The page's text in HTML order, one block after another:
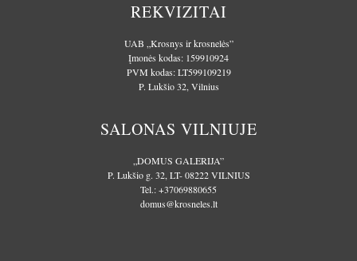
REKVIZITAI
UAB „Krosnys ir krosnelės”
Įmonės kodas: 159910924
PVM kodas: LT599109219
P. Lukšio 32, Vilnius
SALONAS VILNIUJE
„DOMUS GALERIJA”
P. Lukšio g. 32, LT- 08222 VILNIUS
Tel.:+37069880655
domus@krosneles.lt